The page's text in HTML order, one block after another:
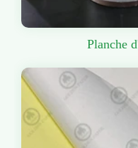
Planche